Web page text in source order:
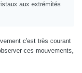
aux extrémités
c'est très courant
ces mouvements,